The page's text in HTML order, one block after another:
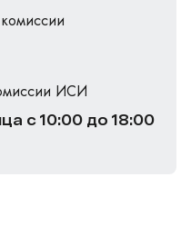
ИСИ
с 10:00 до 18:00